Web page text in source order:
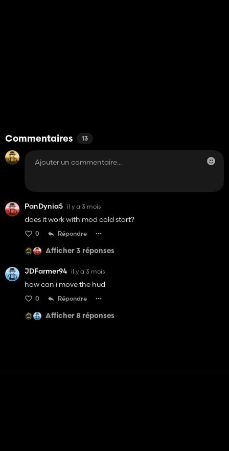
Commentaires 13
PanDynia5 il y a 3 mois
does it work with mod cold start?
0 Répondre
Afficher 3 réponses
JDFarmer94 il y a 3 mois
how can i move the hud
0 Répondre
Afficher 8 réponses